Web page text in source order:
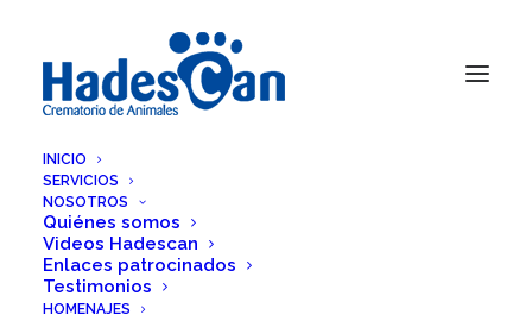
INICIO
SERVICIOS
NOSOTROS
Quiénes somos
Videos Hadescan
Enlaces patrocinados
Testimonios
HOMENAJES